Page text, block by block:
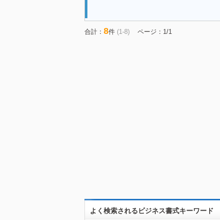
合計： 8件 (1-8) ページ：1/1
よく検索されるビジネス書式キーワード